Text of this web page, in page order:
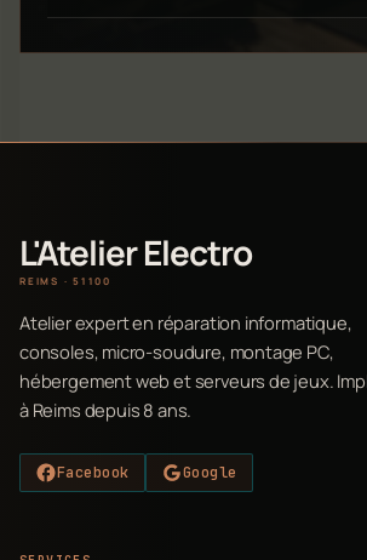
L'Atelier Electro
REIMS · 51100
Atelier expert en réparation informatique,
consoles, micro-soudure, montage PC,
hébergement web et serveurs de jeux.
à Reims depuis 8 ans.
Facebook Google